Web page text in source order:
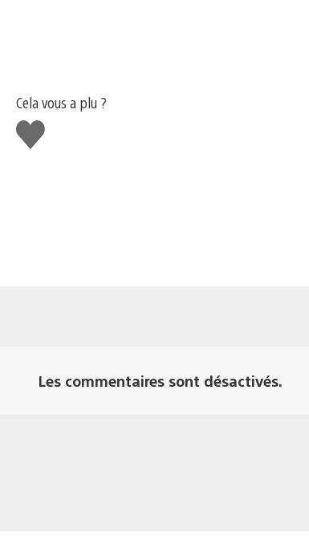
Cela vous a plu ?
J'aime
Les commentaires sont désactivés.